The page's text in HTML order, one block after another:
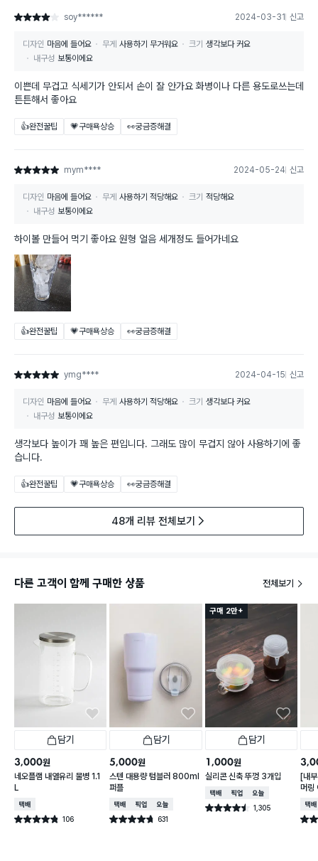
별점 4점 soy****** 2024-03-31 신고
디자인 마음에 들어요 무게 사용하기 무거워요 크기 생각보다 커요
내구성 보통이에요
이쁜데 무겁고 식세기가 안되서 손이 잘 안가요 화병이나 다른 용도로쓰는데
튼튼해서 좋아요
👍완전꿀팁 💗구매욕상승 👀궁금증해결
별점 5점 mym**** 2024-05-24 신고
디자인 마음에 들어요 무게 사용하기 적당해요 크기 적당해요
내구성 보통이에요
하이볼 만들어 먹기 좋아요 원형 얼음 세개정도 들어가네요
👍완전꿀팁 💗구매욕상승 👀궁금증해결
별점 5점 ymg**** 2024-04-15 신고
디자인 마음에 들어요 무게 사용하기 적당해요 크기 생각보다 커요
내구성 보통이에요
생각보다 높이가 꽤 높은 편입니다. 그래도 많이 무겁지 않아 사용하기에 좋
습니다.
👍완전꿀팁 💗구매욕상승 👀궁금증해결
48개 리뷰 전체보기
다른 고객이 함께 구매한 상품 전체보기
담기
3,000원
네오플램 내열유리 물병 1.1
L
택배배송
별점 4.8점 106
건 작성
담기
5,000원
스텐 대용량 텀블러 800ml
퍼플
택배배송매장픽업오늘배송
별점 4.7점 631
건 작성
구매 2만+
담기
1,000원
실리콘 신축 뚜껑 3개입
택배배송매장픽업오늘배송
별점 4.5점 1,305
건 작성
[내
머링
컵
택배
별점